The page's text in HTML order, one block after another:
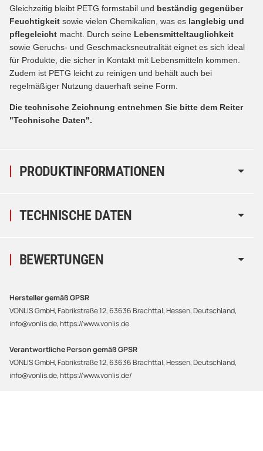
PRODUKTINFORMATIONEN
Gleichzeitig bleibt PETG formstabil und beständig gegenüber
Feuchtigkeit sowie vielen Chemikalien, was es langlebig und
pflegeleicht macht. Durch seine Lebensmitteltauglichkeit
sowie Geruchs- und Geschmacksneutralität eignet es sich ideal
für Produkte, die sicher in Kontakt mit Lebensmitteln kommen.
Zudem ist PETG leicht zu reinigen und behält auch bei
regelmäßiger Nutzung dauerhaft seine Form.
Die technische Zeichnung entnehmen Sie bitte dem Reiter
"Technische Daten".
TECHNISCHE DATEN
BEWERTUNGEN
Hersteller gemäß GPSR
VONLIS GmbH, Fabrikstraße 12, 63636 Brachttal, Hessen, Deutschland,
info@vonlis.de, https://www.vonlis.de
Verantwortliche Person gemäß GPSR
VONLIS GmbH, Fabrikstraße 12, 63636 Brachttal, Hessen, Deutschland,
info@vonlis.de, https://www.vonlis.de/